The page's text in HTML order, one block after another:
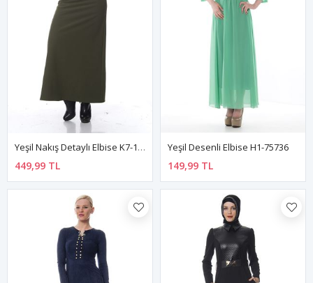
Yeşil Nakış Detaylı Elbise K7-100482
449,99 TL
Yeşil Desenli Elbise H1-75736
149,99 TL